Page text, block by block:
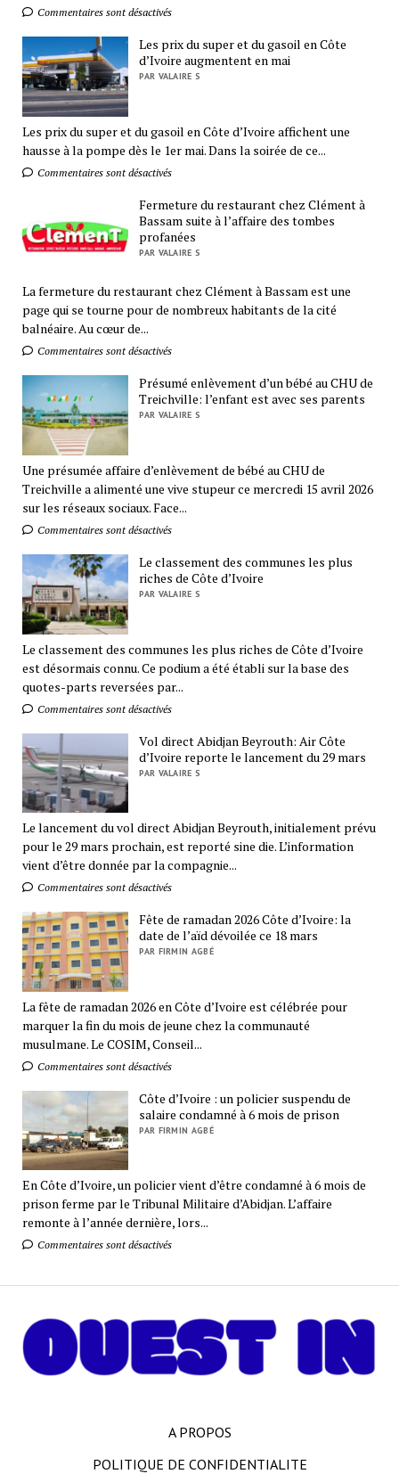
Commentaires sont désactivés
Les prix du super et du gasoil en Côte
d’Ivoire augmentent en mai
PAR VALAIRE S
Les prix du super et du gasoil en Côte d’Ivoire affichent une
hausse à la pompe dès le 1er mai. Dans la soirée de ce...
Commentaires sont désactivés
Fermeture du restaurant chez Clément à
Bassam suite à l’affaire des tombes
profanées
PAR VALAIRE S
La fermeture du restaurant chez Clément à Bassam est une
page qui se tourne pour de nombreux habitants de la cité
balnéaire. Au cœur de...
Commentaires sont désactivés
Présumé enlèvement d’un bébé au CHU de
Treichville: l’enfant est avec ses parents
PAR VALAIRE S
Une présumée affaire d’enlèvement de bébé au CHU de
Treichville a alimenté une vive stupeur ce mercredi 15 avril 2026
sur les réseaux sociaux. Face...
Commentaires sont désactivés
Le classement des communes les plus
riches de Côte d’Ivoire
PAR VALAIRE S
Le classement des communes les plus riches de Côte d’Ivoire
est désormais connu. Ce podium a été établi sur la base des
quotes-parts reversées par...
Commentaires sont désactivés
Vol direct Abidjan Beyrouth: Air Côte
d’Ivoire reporte le lancement du 29 mars
PAR VALAIRE S
Le lancement du vol direct Abidjan Beyrouth, initialement prévu
pour le 29 mars prochain, est reporté sine die. L’information
vient d’être donnée par la compagnie...
Commentaires sont désactivés
Fête de ramadan 2026 Côte d’Ivoire: la
date de l’aïd dévoilée ce 18 mars
PAR FIRMIN AGBÉ
La fête de ramadan 2026 en Côte d’Ivoire est célébrée pour
marquer la fin du mois de jeune chez la communauté
musulmane. Le COSIM, Conseil...
Commentaires sont désactivés
Côte d’Ivoire : un policier suspendu de
salaire condamné à 6 mois de prison
PAR FIRMIN AGBÉ
En Côte d’Ivoire, un policier vient d’être condamné à 6 mois de
prison ferme par le Tribunal Militaire d’Abidjan. L’affaire
remonte à l’année dernière, lors...
Commentaires sont désactivés
A PROPOS
POLITIQUE DE CONFIDENTIALITE